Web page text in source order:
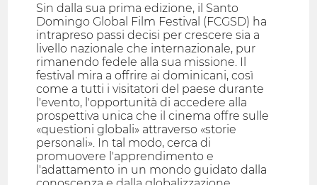
Sin dalla sua prima edizione, il Santo
Domingo Global Film Festival (FCGSD) ha
intrapreso passi decisi per crescere sia a
livello nazionale che internazionale, pur
rimanendo fedele alla sua missione. Il
festival mira a offrire ai dominicani, così
come a tutti i visitatori del paese durante
l'evento, l'opportunità di accedere alla
prospettiva unica che il cinema offre sulle
«questioni globali» attraverso «storie
personali». In tal modo, cerca di
promuovere l'apprendimento e
l'adattamento in un mondo guidato dalla